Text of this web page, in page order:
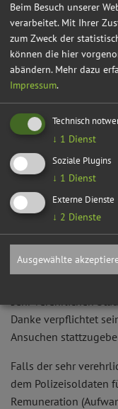
der Chorregent
Abgesehen von
überwachenden
Kirchenordnung
Pfarramtes
Übertretung dieser
Die Durchführung
Allernotwendigste
allemal allen
Würde des
Zukunft gesichert
unruhigen Elemente
überzeugen, daß mit
Ernst gemacht wird.
Danke verpflichtet
Ansuchen
Falls der sehr
dem Polizeisoldaten
Remuneration
Beim Besuch unserer
verarbeitet. Mit Ihrer
zum Zweck der
können die hier
abändern. Mehr dazu
Impressum.
Technisch
↓ 1 Dienst
Soziale Plugins
↓ 1 Dienst
Externe Dienste
↓ 2 Dienste
Ausgewählte